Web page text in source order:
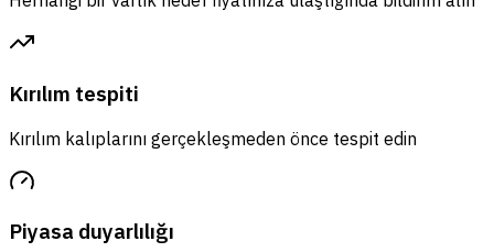
Kırılım tespiti
Kırılım kalıplarını gerçekleşmeden önce tespit edin
Piyasa duyarlılığı